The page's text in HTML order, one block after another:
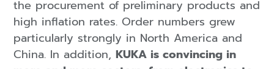
the procurement of preliminary products and
high inflation rates. Order numbers grew
particularly strongly in North America and
China. In addition,KUKA is convincing in